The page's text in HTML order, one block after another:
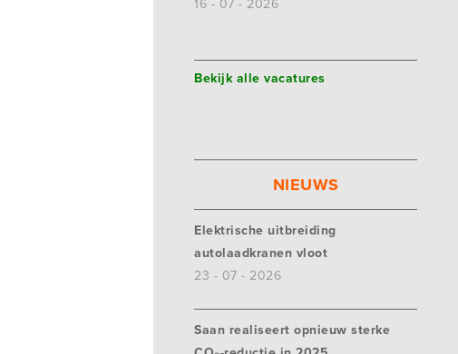
16 - 07 - 2026
Bekijk alle vacatures
NIEUWS
Elektrische uitbreiding
autolaadkranen vloot
23 - 07 - 2026
Saan realiseert opnieuw sterke